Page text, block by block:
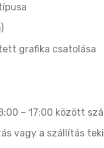
grafika csatolása
– 17:00 között
vagy a szállítás